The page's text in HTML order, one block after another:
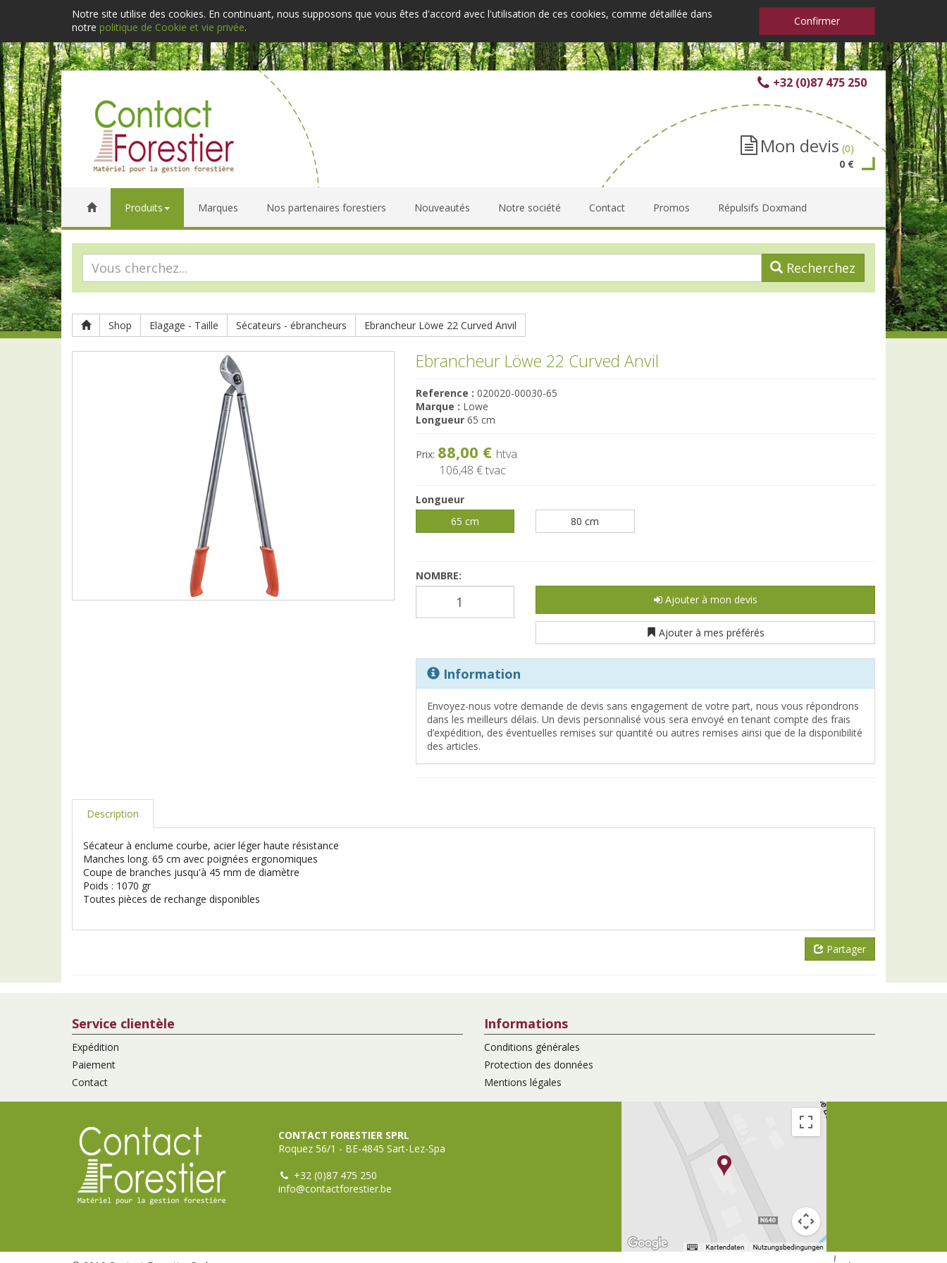
Notre site utilise des cookies. En continuant, nous supposons que vous êtes d'accord avec l'utilisation de ces cookies, comme détaillée dans
notre politique de Cookie et vie privée. Confirmer
+32 (0)87 475 250
Mon devis (0)
0 €
Produits Marques Nos partenaires forestiers Nouveautés Notre société Contact Promos Répulsifs Doxmand
Recherchez
Shop Elagage - Taille Sécateurs - ébrancheurs Ebrancheur Löwe 22 Curved Anvil
Ebrancheur Löwe 22 Curved Anvil
Reference : 020020-00030-65
Marque : Lowe
Longueur 65 cm
Prix: 88,00 € htva
106,48 €tvac
Longueur
65 cm
80 cm
NOMBRE:
Ajouter à mon devis
Ajouter à mes préférés
Information
Envoyez-nous votre demande de devis sans engagement de votre part, nous vous répondrons
dans les meilleurs délais. Un devis personnalisé vous sera envoyé en tenant compte des frais
d’expédition, des éventuelles remises sur quantité ou autres remises ainsi que de la disponibilité
des articles.
Description
Sécateur à enclume courbe, acier léger haute résistance
Manches long. 65 cm avec poignées ergonomiques
Coupe de branches jusqu'à 45 mm de diamètre
Poids : 1070 gr
Toutes pièces de rechange disponibles
Partager
Service clientèle
Expédition
Paiement
Contact
Informations
Conditions générales
Protection des données
Mentions légales
CONTACT FORESTIER SPRL
Roquez 56/1 - BE-4845 Sart-Lez-Spa
+32 (0)87 475 250
info@contactforestier.be